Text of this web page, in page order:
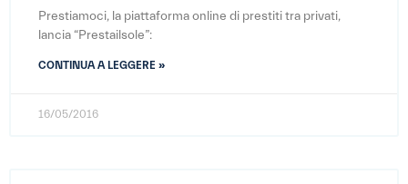
Prestiamoci, la piattaforma online di prestiti tra privati,
lancia “Prestailsole”:
CONTINUA A LEGGERE »
16/05/2016